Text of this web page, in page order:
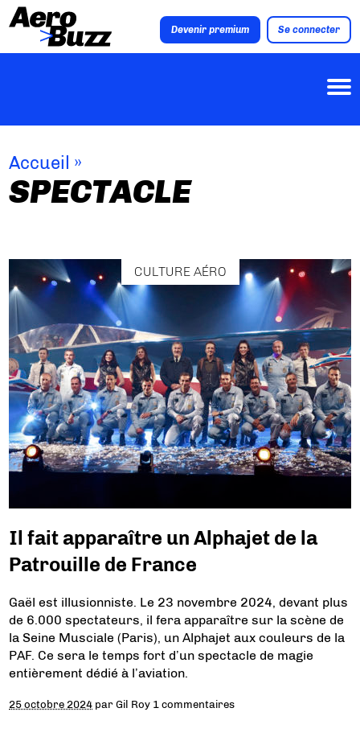
Devenir premium Se connecter
Accueil »
SPECTACLE
CULTURE AÉRO
Il fait apparaître un Alphajet de la
Patrouille de France
Gaël est illusionniste. Le 23 novembre 2024, devant plus
de 6.000 spectateurs, il fera apparaître sur la scène de
la Seine Musciale (Paris), un Alphajet aux couleurs de la
PAF. Ce sera le temps fort d’un spectacle de magie
entièrement dédié à l’aviation.
25 octobre 2024 parGil Roy 1 commentaires